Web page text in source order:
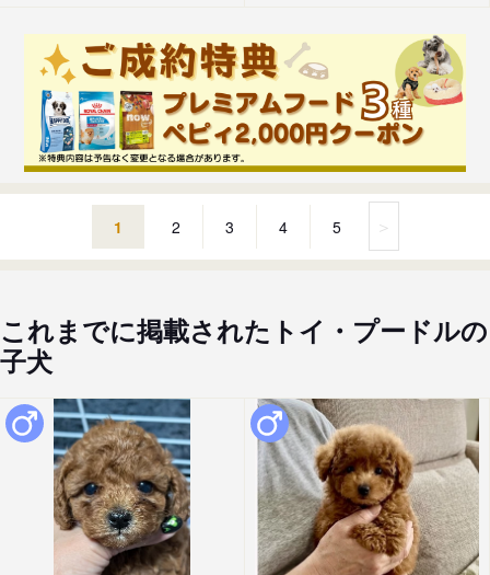
1 2 3 4 5 ＞
これまでに掲載されたトイ・プードルの
子犬